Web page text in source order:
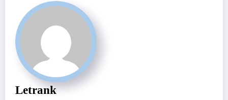
Letrank